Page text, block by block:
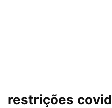
restrições covid